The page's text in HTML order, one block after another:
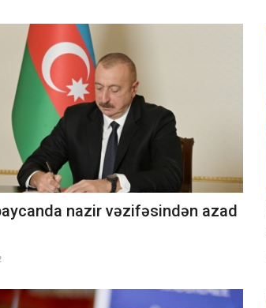
nazir vəzifəsindən azad